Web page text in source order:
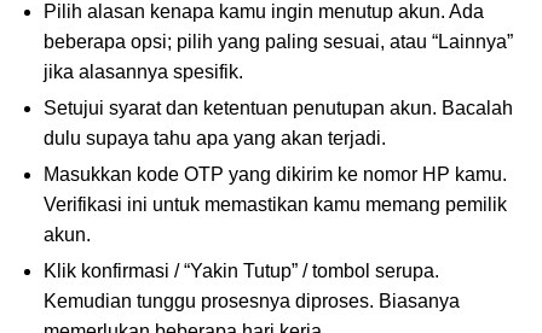
Pilih alasan kenapa kamu ingin menutup akun. Ada
beberapa opsi; pilih yang paling sesuai, atau “Lainnya”
jika alasannya spesifik.
Setujui syarat dan ketentuan penutupan akun. Bacalah
dulu supaya tahu apa yang akan terjadi.
Masukkan kode OTP yang dikirim ke nomor HP kamu.
Verifikasi ini untuk memastikan kamu memang pemilik
akun.
Klik konfirmasi / “Yakin Tutup” / tombol serupa.
Kemudian tunggu prosesnya diproses. Biasanya